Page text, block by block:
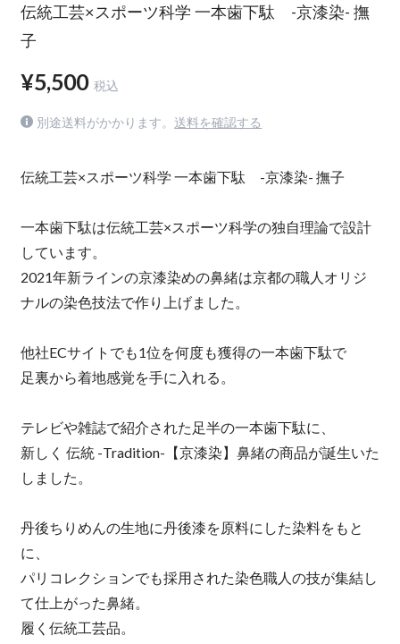
伝統工芸×スポーツ科学 一本歯下駄 -京漆染- 撫
子
¥5,500 税込
別途送料がかかります。 送料を確認する
伝統工芸×スポーツ科学 一本歯下駄 -京漆染- 撫子
一本歯下駄は伝統工芸×スポーツ科学の独自理論で設計
しています。
2021年新ラインの京漆染めの鼻緒は京都の職人オリジ
ナルの染色技法で作り上げました。
他社ECサイトでも1位を何度も獲得の一本歯下駄で
足裏から着地感覚を手に入れる。
テレビや雑誌で紹介された足半の一本歯下駄に、
新しく 伝統 -Tradition-【京漆染】鼻緒の商品が誕生いた
しました。
丹後ちりめんの生地に丹後漆を原料にした染料をもと
に、
パリコレクションでも採用された染色職人の技が集結し
て仕上がった鼻緒。
履く伝統工芸品。